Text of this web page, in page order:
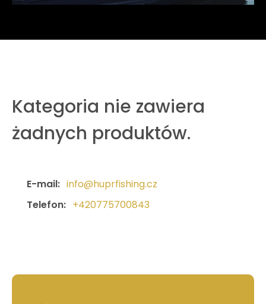
Kategoria nie zawiera
żadnych produktów.
E-mail: info@huprfishing.cz
Telefon: +420775700843